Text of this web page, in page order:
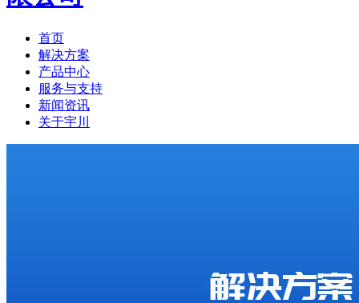
首页
解决方案
产品中心
服务与支持
新闻资讯
关于宇川